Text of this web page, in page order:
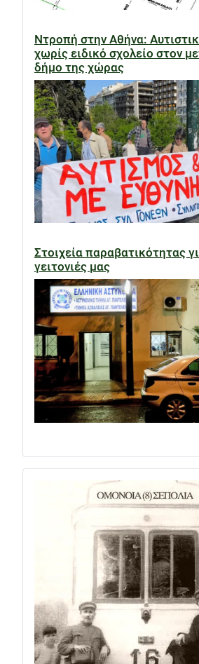
Ντροπή στην Αθήνα:
χωρίς ειδικό σχολείο στον
δήμο της χώρας
Στοιχεία παραβατικότητας
γειτονιές μας